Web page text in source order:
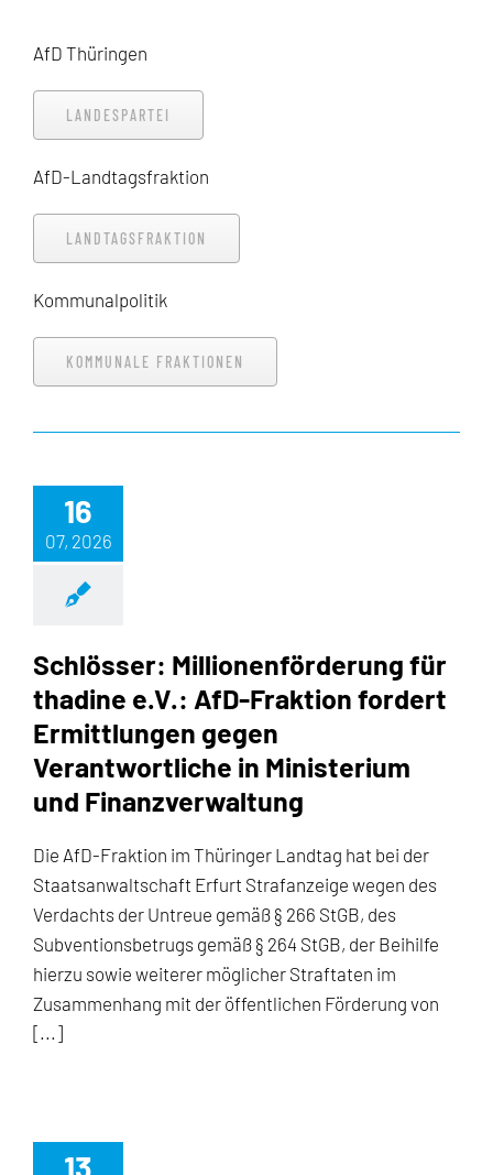
AfD Thüringen
LANDESPARTEI
AfD-Landtagsfraktion
LANDTAGSFRAKTION
Kommunalpolitik
KOMMUNALE FRAKTIONEN
16
07, 2026
Schlösser: Millionenförderung für
thadine e.V.: AfD-Fraktion fordert
Ermittlungen gegen
Verantwortliche in Ministerium
und Finanzverwaltung
Die AfD-Fraktion im Thüringer Landtag hat bei der
Staatsanwaltschaft Erfurt Strafanzeige wegen des
Verdachts der Untreue gemäß § 266 StGB, des
Subventionsbetrugs gemäß § 264 StGB, der Beihilfe
hierzu sowie weiterer möglicher Straftaten im
Zusammenhang mit der öffentlichen Förderung von
[...]
13